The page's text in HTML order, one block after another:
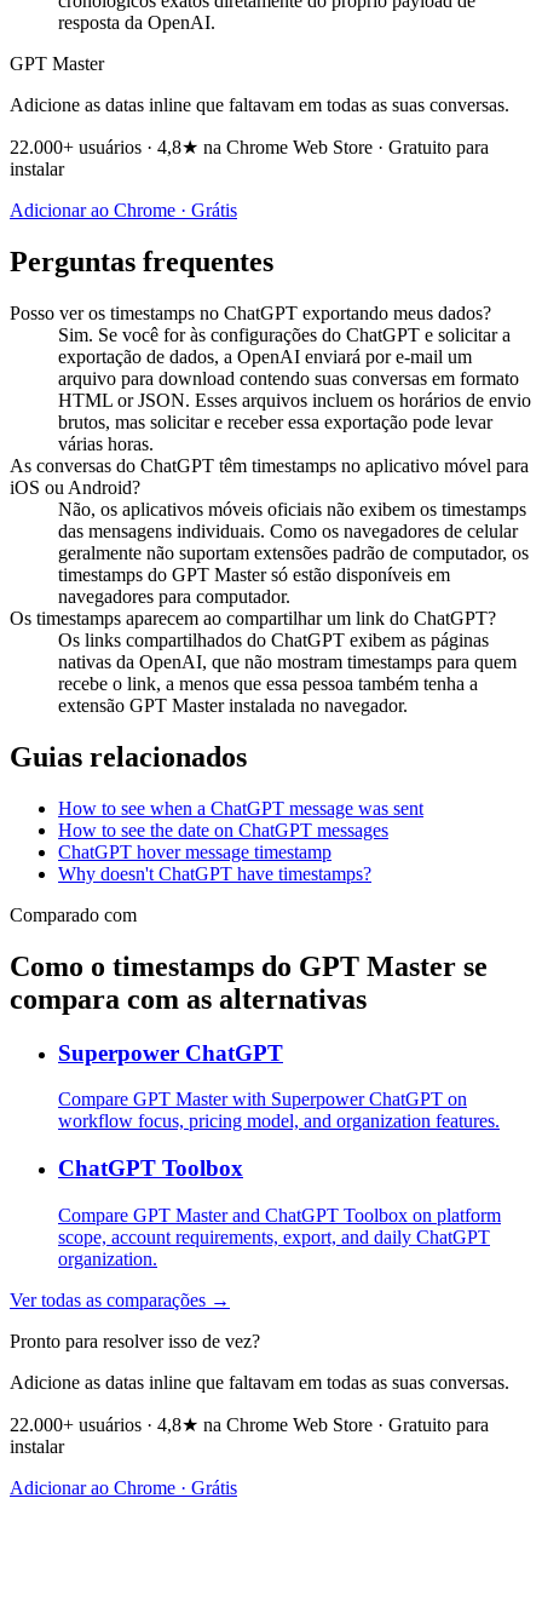
resposta da OpenAI.
GPT Master
Adicione as datas inline que faltavam em todas as suas conversas.
22.000+ usuários · 4,8★ na Chrome Web Store · Gratuito para
instalar
Adicionar ao Chrome · Grátis
Perguntas frequentes
Posso ver os timestamps no ChatGPT exportando meus dados?
Sim. Se você for às configurações do ChatGPT e solicitar a
exportação de dados, a OpenAI enviará por e-mail um
arquivo para download contendo suas conversas em formato
HTML or JSON. Esses arquivos incluem os horários de envio
brutos, mas solicitar e receber essa exportação pode levar
várias horas.
As conversas do ChatGPT têm timestamps no aplicativo móvel para
iOS ou Android?
Não, os aplicativos móveis oficiais não exibem os timestamps
das mensagens individuais. Como os navegadores de celular
geralmente não suportam extensões padrão de computador, os
timestamps do GPT Master só estão disponíveis em
navegadores para computador.
Os timestamps aparecem ao compartilhar um link do ChatGPT?
Os links compartilhados do ChatGPT exibem as páginas
nativas da OpenAI, que não mostram timestamps para quem
recebe o link, a menos que essa pessoa também tenha a
extensão GPT Master instalada no navegador.
Guias relacionados
How to see when a ChatGPT message was sent
How to see the date on ChatGPT messages
ChatGPT hover message timestamp
Why doesn't ChatGPT have timestamps?
Comparado com
Como o timestamps do GPT Master se
compara com as alternativas
Superpower ChatGPT
Compare GPT Master with Superpower ChatGPT on
workflow focus, pricing model, and organization features.
ChatGPT Toolbox
Compare GPT Master and ChatGPT Toolbox on platform
scope, account requirements, export, and daily ChatGPT
organization.
Ver todas as comparações →
Pronto para resolver isso de vez?
Adicione as datas inline que faltavam em todas as suas conversas.
22.000+ usuários · 4,8★ na Chrome Web Store · Gratuito para
instalar
Adicionar ao Chrome · Grátis